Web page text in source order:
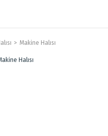
Makine Halısı